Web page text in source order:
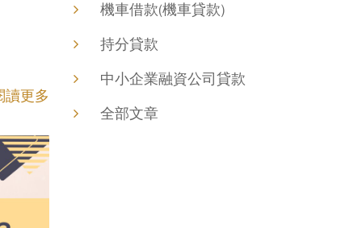
讀更多
機車借款(機車貸款)
持分貸款
中小企業融資公司貸款
全部文章